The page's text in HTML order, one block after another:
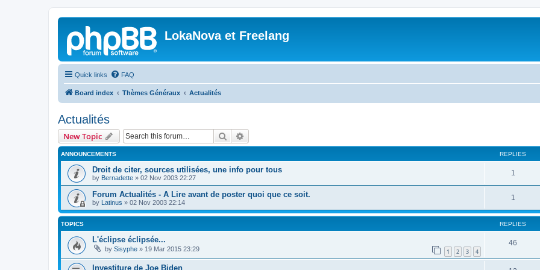
LokaNova et Freelang
Quick links FAQ
Board index Thèmes Généraux Actualités
Actualités
New Topic Search
ANNOUNCEMENTS REPLIES
Droit de citer, sources utilisées, une info pour tous
by Bernadette » 02 Nov 2003 22:27
1
Forum Actualités - A Lire avant de poster quoi que ce soit.
by Latinus » 02 Nov 2003 22:14
1
TOPICS REPLIES
L'éclipse éclipsée...
by Sisyphe » 19 Mar 2015 23:29 1 2 3 4
46
Investiture de Joe Biden